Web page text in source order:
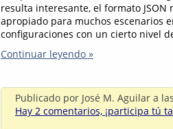
resulta interesante, el formato JSON
apropiado para muchos escenarios
configuraciones con un cierto nivel
Continuar leyendo »
Publicado por José M. Aguilar a
Hay 2 comentarios, ¡participa tú